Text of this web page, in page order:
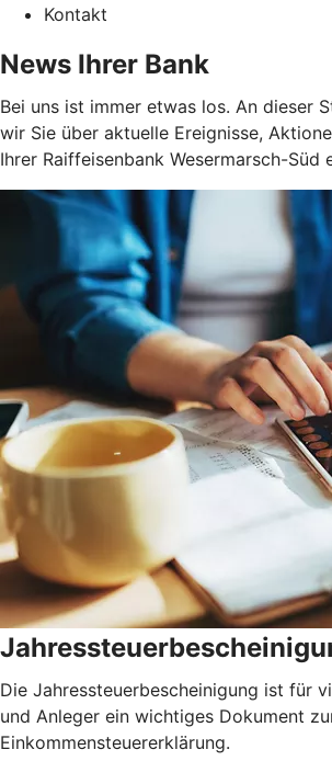
Kontakt
News Ihrer Bank
Bei uns ist immer etwas los. An dieser
wir Sie über aktuelle Ereignisse,
Ihrer Raiffeisenbank Wesermarsch-Süd
Die Jahressteuerbescheinigung ist für
und Anleger ein wichtiges Dokument
Einkommensteuererklärung.